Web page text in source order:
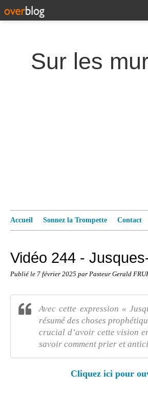
Accueil Sonnez la Trompette Contact
Vidéo 244 -
Publié le 7 février 2025 par Pasteur Gerald
Avec cette expression «
résumé des choses
crucial d’avoir cette vision
savoir comment prier et
Cliquez ici pour